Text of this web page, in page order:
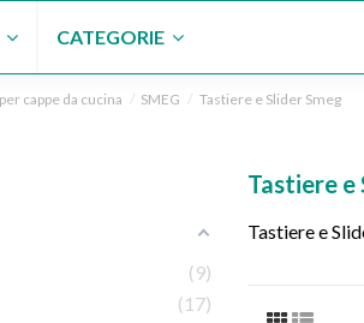
CATEGORIE
cappe da cucina SMEG Tastiere e Slider Smeg
Tastiere e
Tastiere e
9
17